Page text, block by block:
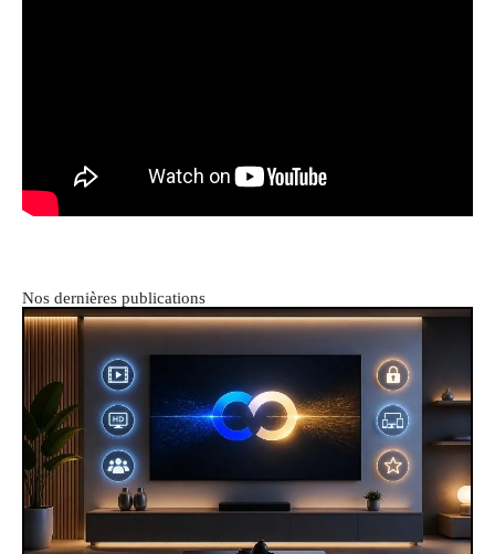
Nos dernières publications